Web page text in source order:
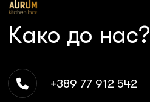
Како до нас?
+389 77 912 542